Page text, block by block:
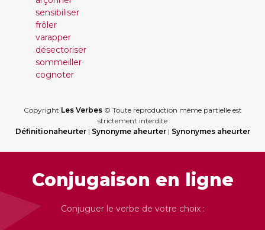
sensibiliser
frôler
varapper
désectoriser
sommeiller
cognoter
Copyright Les Verbes© Toute reproduction même partielle est
strictement interdite
Définitionaheurter| Synonyme aheurter| Synonymes aheurter
Conjugaison en ligne
Conjuguer le verbe de votre choix :